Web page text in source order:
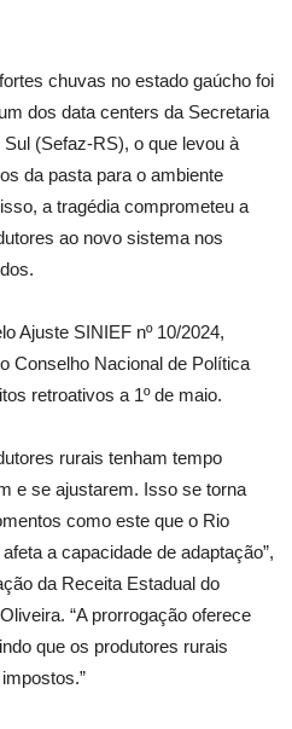
chuvas no estado gaúcho foi
dos data centers da Secretaria
(Sefaz-RS), o que levou à
da pasta para o ambiente
a tragédia comprometeu a
ao novo sistema nos
Ajuste SINIEF nº 10/2024,
Conselho Nacional de Política
retroativos a 1º de maio.
rurais tenham tempo
e se ajustarem. Isso se torna
como este que o Rio
a capacidade de adaptação”,
da Receita Estadual do
“A prorrogação oferece
que os produtores rurais